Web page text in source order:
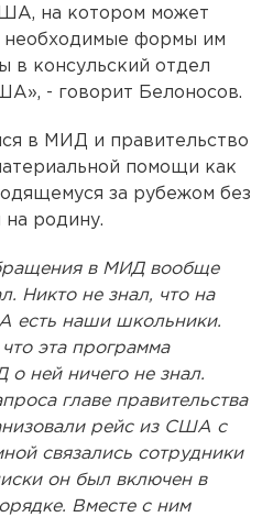
на котором может
необходимые формы им
в консульский отдел
- говорит Белоносов.
в МИД и правительство
помощи как
за рубежом без
на родину.
в МИД вообще
Никто не знал, что на
есть наши школьники.
эта программа
о ней ничего не знал.
главе правительства
рейс из США с
связались сотрудники
он был включен в
Вместе с ним